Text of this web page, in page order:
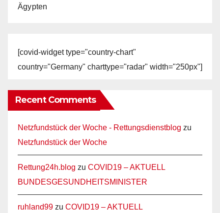
Ägypten
[covid-widget type="country-chart"
country="Germany" charttype="radar" width="250px"]
Recent Comments
Netzfundstück der Woche - Rettungsdienstblog zu
Netzfundstück der Woche
Rettung24h.blog zu COVID19 – AKTUELL
BUNDESGESUNDHEITSMINISTER
ruhland99 zu COVID19 – AKTUELL